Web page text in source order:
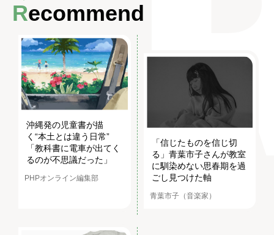
Recommend
沖縄発の児童書が描
く“本土とは違う日常”
「教科書に電車が出てく
るのが不思議だった」
PHPオンライン編集部
「信じたものを信じ切
る」青葉市子さんが教室
に馴染めない思春期を過
ごし見つけた軸
青葉市子（音楽家）